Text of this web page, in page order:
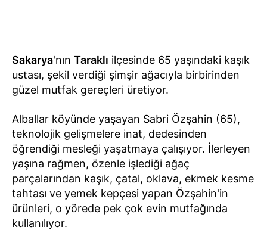
Sakarya'nın Taraklı ilçesinde 65 yaşındaki kaşık
ustası, şekil verdiği şimşir ağacıyla birbirinden
güzel mutfak gereçleri üretiyor.
Alballar köyünde yaşayan Sabri Özşahin (65),
teknolojik gelişmelere inat, dedesinden
öğrendiği mesleği yaşatmaya çalışıyor. İlerleyen
yaşına rağmen, özenle işlediği ağaç
parçalarından kaşık, çatal, oklava, ekmek kesme
tahtası ve yemek kepçesi yapan Özşahin'in
ürünleri, o yörede pek çok evin mutfağında
kullanılıyor.